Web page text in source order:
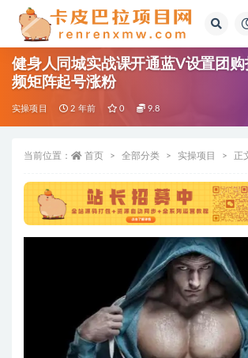
健身人同城实战课开通蓝V设置团
频矩阵起号涨粉
实操项目 2 年前 0 9.8
当前位置： 首页 全部分类 实操项目 正
全部